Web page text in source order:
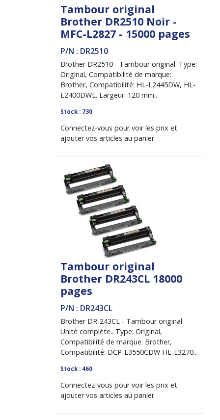
Tambour original
Brother DR2510 Noir -
MFC-L2827 - 15000 pages
P/N : DR2510
Brother DR2510 - Tambour original. Type:
Original, Compatibilité de marque:
Brother, Compatibilité: HL-L2445DW, HL-
L2400DWE. Largeur: 120 mm...
Stock : 730
Connectez-vous pour voir les prix et
ajouter vos articles au panier
Tambour original
Brother DR243CL 18000
pages
P/N : DR243CL
Brother DR-243CL - Tambour original.
Unité complète.. Type: Original,
Compatibilité de marque: Brother,
Compatibilité: DCP-L3550CDW HL-L3270...
Stock : 460
Connectez-vous pour voir les prix et
ajouter vos articles au panier